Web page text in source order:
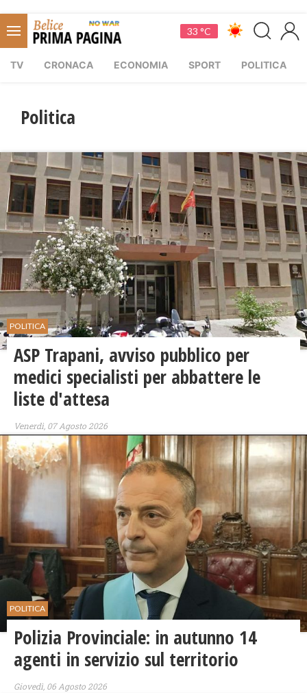
33 °C
TV CRONACA ECONOMIA SPORT POLITICA
Politica
POLITICA
ASP Trapani, avviso pubblico per
medici specialisti per abbattere le
liste d'attesa
Venerdì, 07 Agosto 2026
POLITICA
Polizia Provinciale: in autunno 14
agenti in servizio sul territorio
Giovedì, 06 Agosto 2026